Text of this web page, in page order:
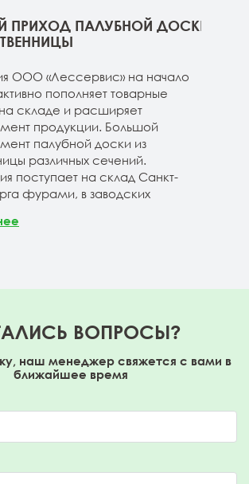
ПРИХОД ПАЛУБНОЙ ДОСКИ
ООО «Лессервис» на начало
пополняет товарные
складе и расширяет
продукции. Большой
палубной доски из
различных сечений.
поступает на склад Санкт-
фурами, в заводских
ВОПРОСЫ?
наш менеджер свяжется с вами в
ближайшее время